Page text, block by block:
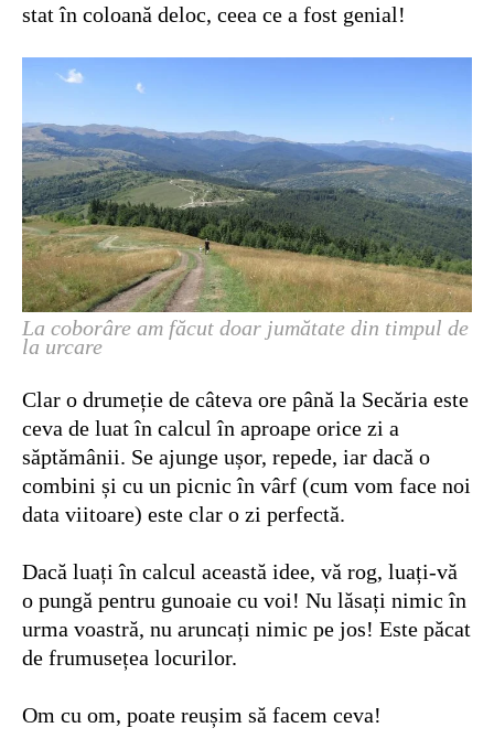
stat în coloană deloc, ceea ce a fost genial!
La coborâre am făcut doar jumătate din timpul de
la urcare
Clar o drumeție de câteva ore până la Secăria este
ceva de luat în calcul în aproape orice zi a
săptămânii. Se ajunge ușor, repede, iar dacă o
combini și cu un picnic în vârf (cum vom face noi
data viitoare) este clar o zi perfectă.
Dacă luați în calcul această idee, vă rog, luați-vă
o pungă pentru gunoaie cu voi! Nu lăsați nimic în
urma voastră, nu aruncați nimic pe jos! Este păcat
de frumusețea locurilor.
Om cu om, poate reușim să facem ceva!